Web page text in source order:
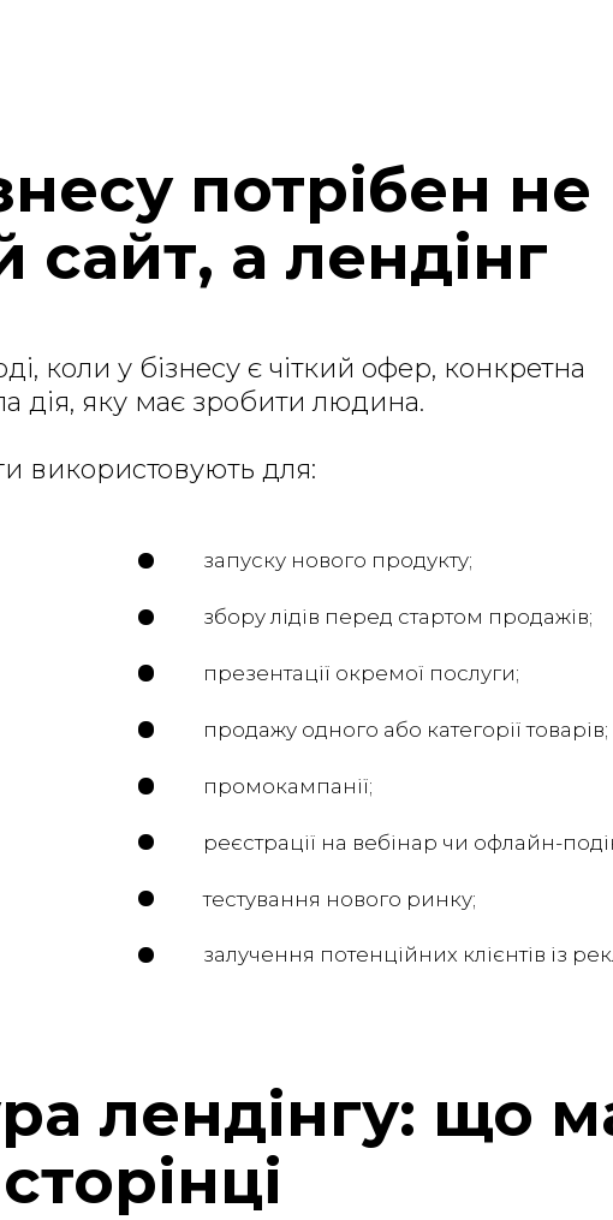
потрібен не
сайт, а лендінг
коли у бізнесу є чіткий офер, конкретна
дія, яку має зробити людина.
використовують для:
запуску нового продукту;
збору лідів перед стартом продажів;
презентації окремої послуги;
продажу одного або категорії товарів;
промокампанії;
реєстрації на вебінар чи офлайн-
тестування нового ринку;
залучення потенційних клієнтів із
лендінгу: що